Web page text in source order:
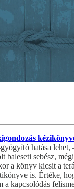
hatása lehet,
baleseti sebész,
a könyv kicsit a
is. Értéke,
a kapcsolódás